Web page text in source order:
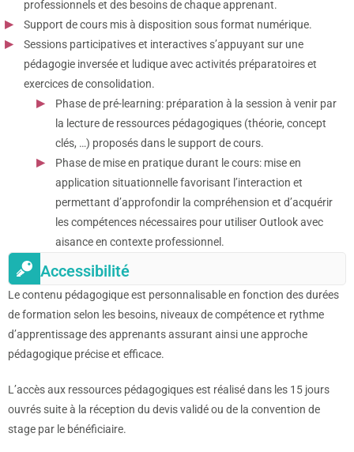
professionnels et des besoins de chaque apprenant.
Support de cours mis à disposition sous format numérique.
Sessions participatives et interactives s’appuyant sur une
pédagogie inversée et ludique avec activités préparatoires et
exercices de consolidation.
Phase de pré-learning: préparation à la session à venir par
la lecture de ressources pédagogiques (théorie, concept
clés, …) proposés dans le support de cours.
Phase de mise en pratique durant le cours: mise en
application situationnelle favorisant l’interaction et
permettant d’approfondir la compréhension et d’acquérir
les compétences nécessaires pour utiliser Outlook avec
aisance en contexte professionnel.
Accessibilité
Le contenu pédagogique est personnalisable en fonction des durées
de formation selon les besoins, niveaux de compétence et rythme
d’apprentissage des apprenants assurant ainsi une approche
pédagogique précise et efficace.
L’accès aux ressources pédagogiques est réalisé dans les 15 jours
ouvrés suite à la réception du devis validé ou de la convention de
stage par le bénéficiaire.